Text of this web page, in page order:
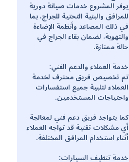
يوفر المشروع خدمات صيانة دورية
للمرافق والبنية التحتية للجراج، بما
في ذلك المصاعد وأنظمة الإضاءة
والتهوية، لضمان بقاء الجراج في
حالة ممتازة.
خدمة العملاء والدعم الفني:
تم تخصيص فريق محترف لخدمة
العملاء لتلبية جميع استفسارات
واحتياجات المستخدمين.
كما يتواجد فريق دعم فني لمعالجة
أي مشكلات تقنية قد تواجه العملاء
أثناء استخدام المرافق المختلفة.
خدمة تنظيف السيارات: